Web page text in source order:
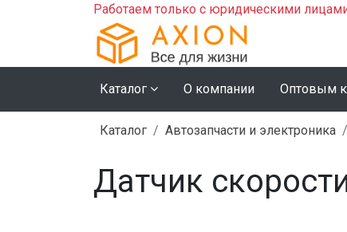
Работаем только с юридическими
Каталог О компании Оптовым
Каталог Автозапчасти и электроника
Датчик